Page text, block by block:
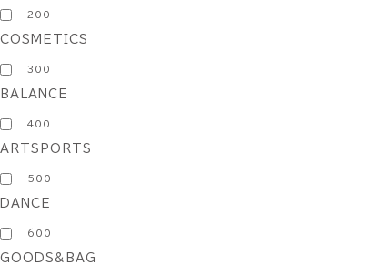
200
COSMETICS
300
BALANCE
400
ARTSPORTS
500
DANCE
600
GOODS&BAG